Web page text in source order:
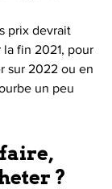
prix devrait
fin 2021, pour
sur 2022 ou en
un peu
?